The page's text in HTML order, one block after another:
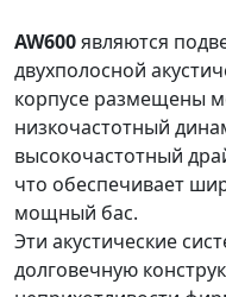
AW600являются
двухполосной
корпусе размещены
низкочастотный
высокочастотный
что обеспечивает
мощный бас.
Эти акустические
долговечную